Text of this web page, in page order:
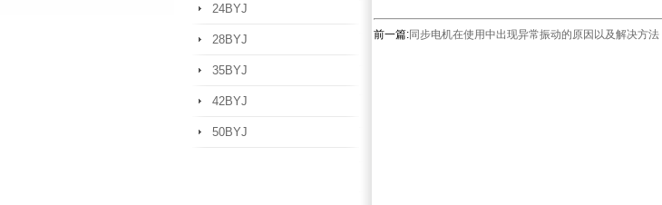
24BYJ
28BYJ
35BYJ
42BYJ
50BYJ
前一篇:同步电机在使用中出现异常振动的原因以及解决方法